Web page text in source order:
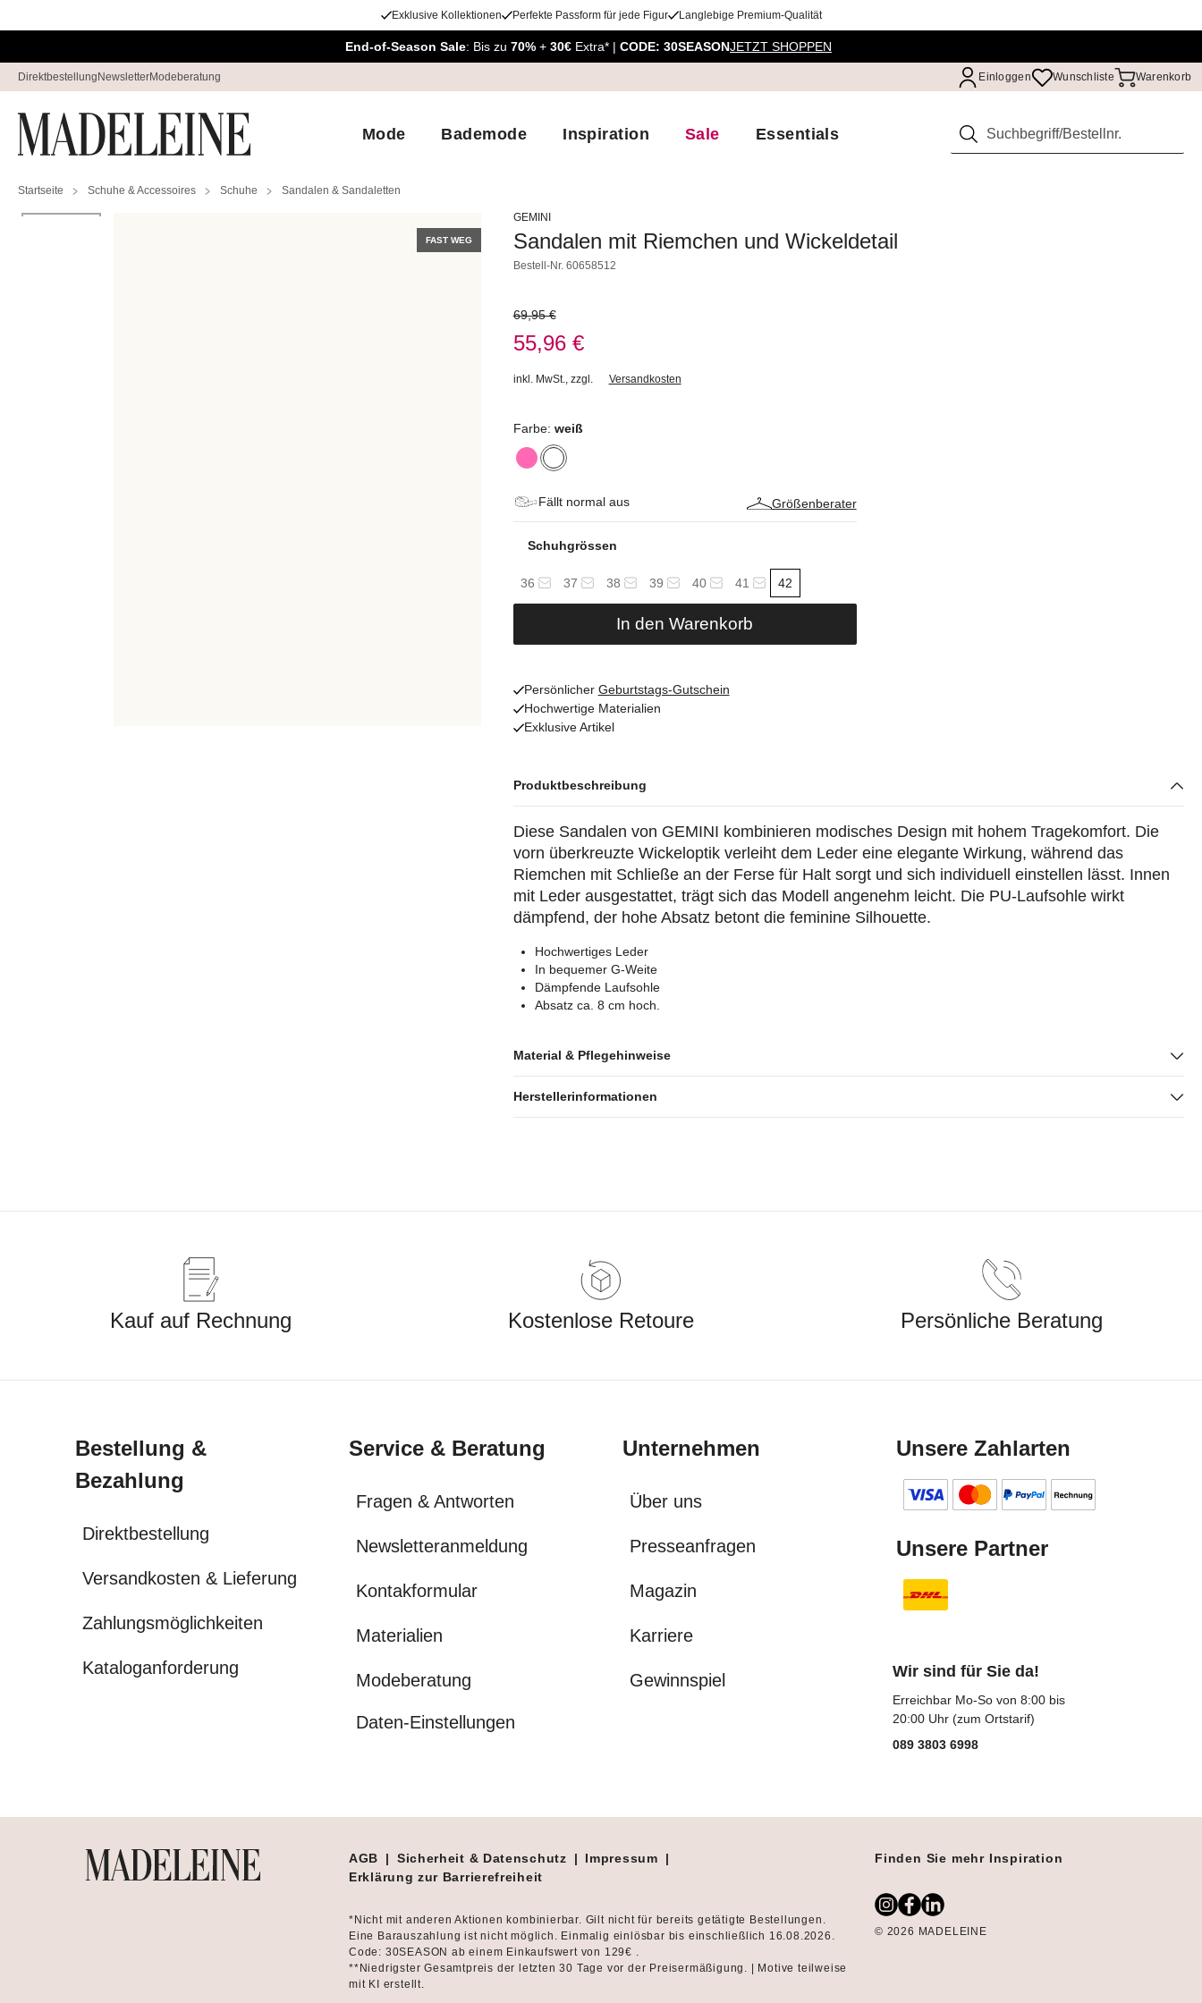
Exklusive Kollektionen Perfekte Passform für jede Figur Langlebige Premium-Qualität
End-of-Season Sale: Bis zu 70% + 30€ Extra* | CODE: 30SEASONJETZT SHOPPEN
Direktbestellung NewsletterModeberatung Einloggen Wunschliste Warenkorb
Mode Bademode Inspiration Sale Essentials Suchen
Startseite Schuhe & Accessoires Schuhe Sandalen & Sandaletten
FAST WEG
GEMINI
Sandalen mit Riemchen und Wickeldetail
Bestell-Nr. 60658512
69,95 €
55,96 €
inkl. MwSt., zzgl. Versandkosten
Farbe: weiß
Fällt normal aus Größenberater
Schuhgrössen
36 37 38 39 40 41 42
In den Warenkorb
Persönlicher Geburtstags-Gutschein
Hochwertige Materialien
Exklusive Artikel
Produktbeschreibung
Diese Sandalen von GEMINI kombinieren modisches Design mit hohem Tragekomfort. Die
vorn überkreuzte Wickeloptik verleiht dem Leder eine elegante Wirkung, während das
Riemchen mit Schließe an der Ferse für Halt sorgt und sich individuell einstellen lässt. Innen
mit Leder ausgestattet, trägt sich das Modell angenehm leicht. Die PU-Laufsohle wirkt
dämpfend, der hohe Absatz betont die feminine Silhouette.
Hochwertiges Leder
In bequemer G-Weite
Dämpfende Laufsohle
Absatz ca. 8 cm hoch.
Material & Pflegehinweise
Herstellerinformationen
Kauf auf Rechnung Kostenlose Retoure Persönliche Beratung
Bestellung &
Bezahlung
Direktbestellung
Versandkosten & Lieferung
Zahlungsmöglichkeiten
Kataloganforderung
Service & Beratung
Fragen & Antworten
Newsletteranmeldung
Kontakformular
Materialien
Modeberatung
Daten-Einstellungen
Unternehmen
Über uns
Presseanfragen
Magazin
Karriere
Gewinnspiel
Unsere Zahlarten
Unsere Partner
Wir sind für Sie da!
Erreichbar Mo-So von 8:00 bis
20:00 Uhr (zum Ortstarif)
089 3803 6998
AGB | Sicherheit & Datenschutz | Impressum
|
Erklärung zur Barrierefreiheit
*Nicht mit anderen Aktionen kombinierbar. Gilt nicht für bereits getätigte Bestellungen.
Eine Barauszahlung ist nicht möglich. Einmalig einlösbar bis einschließlich 16.08.2026.
Code: 30SEASON ab einem Einkaufswert von 129€ .
**Niedrigster Gesamtpreis der letzten 30 Tage vor der Preisermäßigung. | Motive teilweise
mit KI erstellt.
Finden Sie mehr Inspiration
© 2026 MADELEINE